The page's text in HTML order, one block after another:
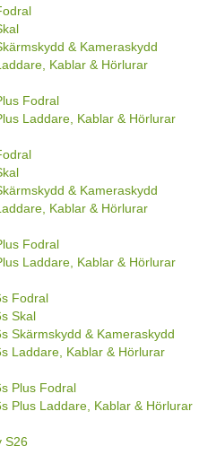
& Kameraskydd
Kablar & Hörlurar
Fodral
Laddare, Kablar & Hörlurar
& Kameraskydd
Kablar & Hörlurar
Fodral
Laddare, Kablar & Hörlurar
Fodral
Skal
Skärmskydd & Kameraskydd
Laddare, Kablar & Hörlurar
Plus Fodral
Plus Laddare, Kablar & Hörlurar
S26